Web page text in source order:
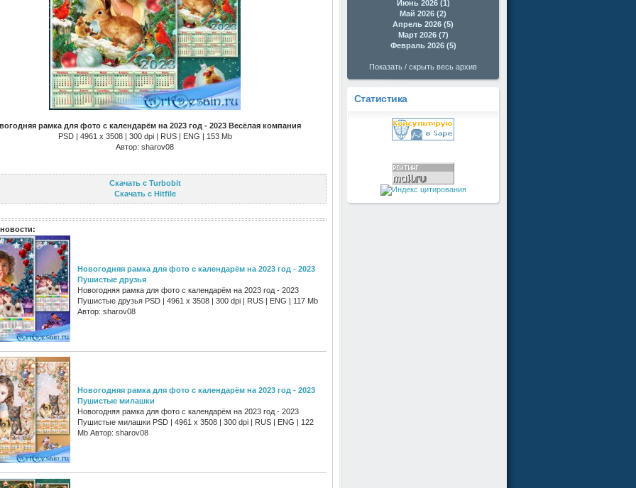
рамка для фото с календарём на 2023 год - 2023 Весёлая компания
PSD | 4961 х 3508 | 300 dpi | RUS | ENG | 153 Mb
Автор: sharov08
Скачать с Turbobit
Скачать с Hitfile
Новогодняя рамка для фото с календарём на 2023 год - 2023
Пушистые друзья
Новогодняя рамка для фото с календарём на 2023 год - 2023
Пушистые друзья PSD | 4961 х 3508 | 300 dpi | RUS | ENG | 117 Mb
Автор: sharov08
Новогодняя рамка для фото с календарём на 2023 год - 2023
Пушистые милашки
Новогодняя рамка для фото с календарём на 2023 год - 2023
Пушистые милашки PSD | 4961 х 3508 | 300 dpi | RUS | ENG | 122
Mb Автор: sharov08
Июнь 2026 (1)
Май 2026 (2)
Апрель 2026 (5)
Март 2026 (7)
Февраль 2026 (5)
Показать / скрыть весь архив
Статистика